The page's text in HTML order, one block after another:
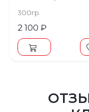
300гр.
2 100 ₽